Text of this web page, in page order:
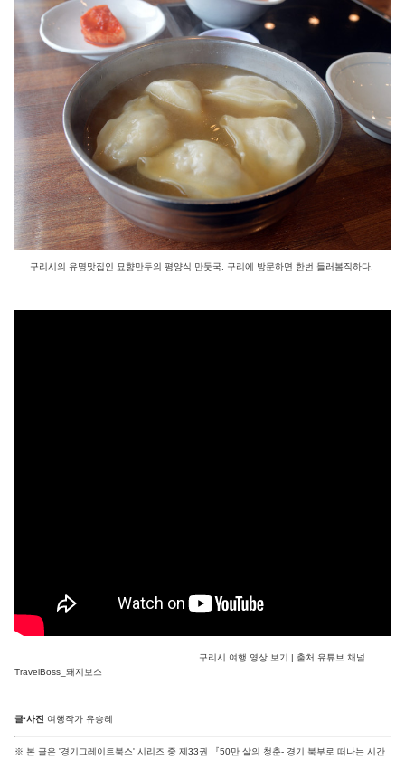
구리시의 유명맛집인 묘향만두의 평양식 만둣국. 구리에 방문하면 한번 들러봄직하다.
구리시 여행 영상 보기 | 출처 유튜브 채널
TravelBoss_돼지보스
글·사진 여행작가 유승혜
※ 본 글은 '경기그레이트북스' 시리즈 중 제33권 『50만 살의 청춘- 경기 북부로 떠나는 시간